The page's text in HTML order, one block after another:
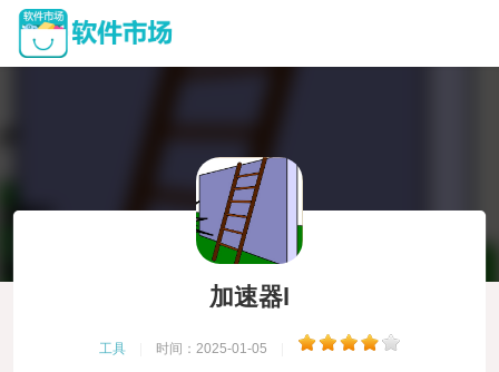
加速器l
工具 时间：2025-01-05